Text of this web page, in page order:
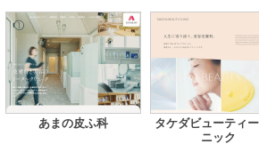
あまの皮ふ科
タケダビューティ
ニック